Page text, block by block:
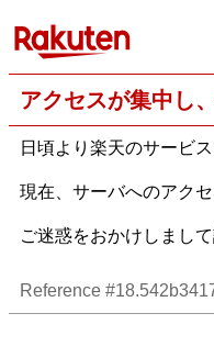
アクセスが集中し
日頃より楽天のサービ
現在、サーバへのアク
ご迷惑をおかけしまし
Reference